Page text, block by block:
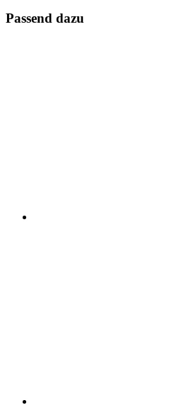
Passend dazu